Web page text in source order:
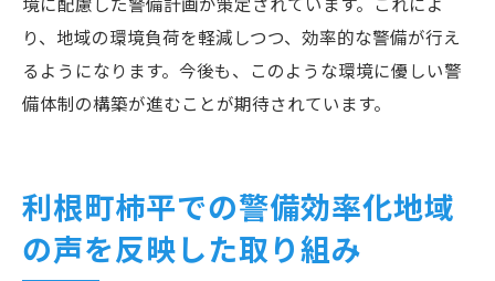
り、地域の環境負荷を軽減しつつ、効率的な警備が行え
るようになります。今後も、このような環境に優しい警
備体制の構築が進むことが期待されています。
利根町柿平での警備効率化地域
の声を反映した取り組み